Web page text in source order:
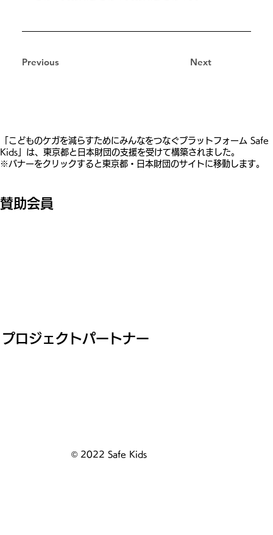
Previous Next
​「こどものケガを減らすためにみんなをつなぐプラットフォーム Safe
Kids」は、東京都と日本財団の支援を受けて構築されました。
※バナーをクリックすると東京都・日本財団のサイトに移動します。
賛助会員
プロジェクトパートナー
© 2022 Safe Kids